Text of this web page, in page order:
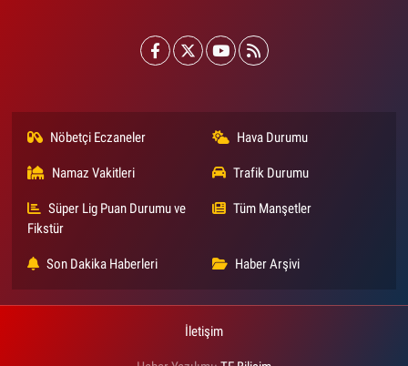
Nöbetçi Eczaneler Hava Durumu
Namaz Vakitleri Trafik Durumu
Süper Lig Puan Durumu ve
Fikstür
Tüm Manşetler
Son Dakika Haberleri Haber Arşivi
İletişim